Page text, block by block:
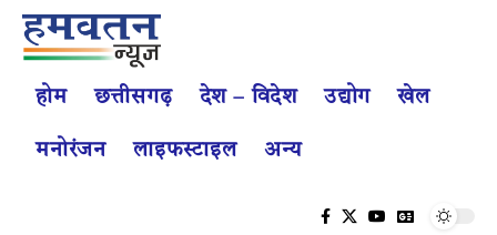
होम छत्तीसगढ़ देश – विदेश उद्योग खेल
मनोरंजन लाइफस्टाइल अन्य